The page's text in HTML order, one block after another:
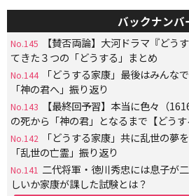
バックナンバ
No.145
【賛否両論】大河ドラマ『どう
てきた３つの「どうする」まとめ
No.144
「どうする家康」最後はみん
「神の君へ」振り返り
No.143
【最終回予習】本当に色々（
の死から「神の君」となるまで【どうす
No.142
「どうする家康」共に乱世の夢
「乱世の亡霊」振り返り
No.141 二代将軍・徳川秀忠には息子が
しいか家康が課した試験とは？